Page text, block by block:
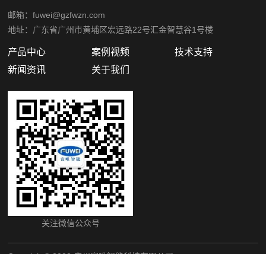
邮箱：fuwei@gzfwzn.com
地址：广东省广州市黄埔区宏远路22号汇金智慧谷1号楼
产品中心 案例视频
技术支持
新闻资讯
关于我们
关注微信公众号